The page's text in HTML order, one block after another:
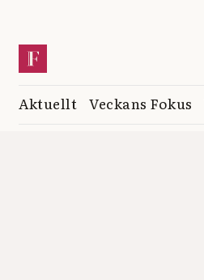
Aktuellt Veckans Fokus